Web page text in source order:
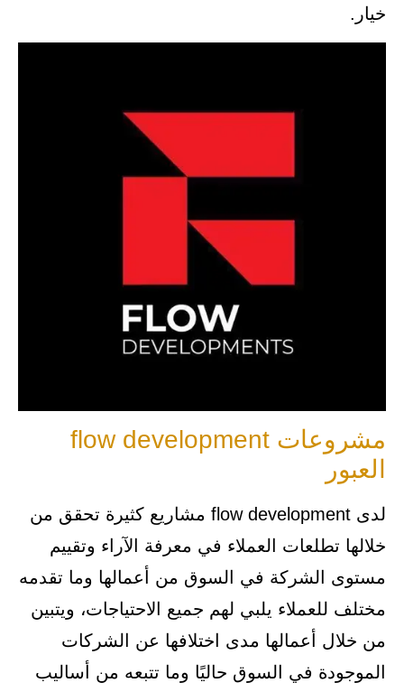
خيار.
مشروعات flow development
العبور
لدى flow development مشاريع كثيرة تحقق من
خلالها تطلعات العملاء في معرفة الآراء وتقييم
مستوى الشركة في السوق من أعمالها وما تقدمه
مختلف للعملاء يلبي لهم جميع الاحتياجات، ويتبين
من خلال أعمالها مدى اختلافها عن الشركات
الموجودة في السوق حاليًا وما تتبعه من أساليب